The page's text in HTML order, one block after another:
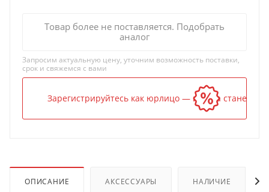
Товар более не поставляется. Подобрать
аналог
Запросим актуальную цену, уточним возможность поставки,
срок и свяжемся с вами
Зарегистрируйтесь как юрлицо — и цена станет
ОПИСАНИЕ АКСЕССУАРЫ НАЛИЧИЕ